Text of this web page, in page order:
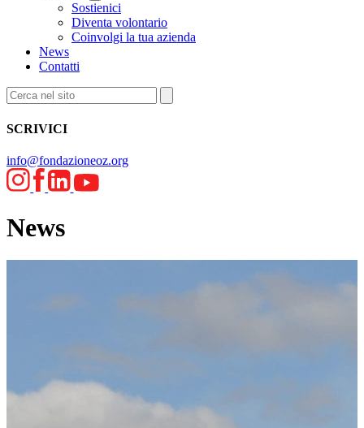
Sostienici
Diventa volontario
Coinvolgi la tua azienda
News
Contatti
SCRIVICI
info@fondazioneoz.org
News